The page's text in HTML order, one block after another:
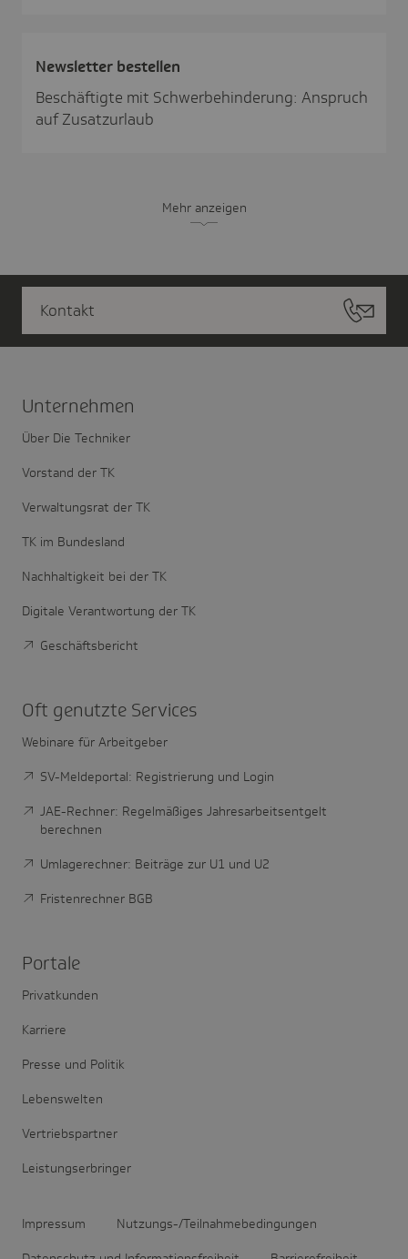
News­letter bestellen
Beschäftigte mit Schwerbehinderung: Anspruch
auf Zusatzurlaub
Mehr anzeigen
Kontakt
Unter­nehmen
Über Die Techniker
Vorstand der TK
Verwaltungsrat der TK
TK im Bundesland
Nachhaltigkeit bei der TK
Digitale Verantwortung der TK
Geschäftsbericht
Oft genutzte Services
Webinare für Arbeitgeber
SV-Meldeportal: Registrierung und Login
JAE-Rechner: Regelmäßiges Jahresarbeitsentgelt
berechnen
Umlagerechner: Beiträge zur U1 und U2
Fristenrechner BGB
Portale
Privatkunden
Karriere
Presse und Politik
Lebenswelten
Vertriebspartner
Leistungserbringer
Impressum Nutzungs-/Teilnahmebedingungen